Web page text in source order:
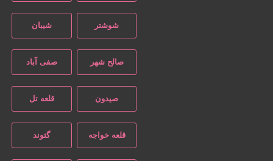
شوشتر شیبان
صالح شهر صفی آباد
صیدون قلعه تل
قلعه خواجه گتوند